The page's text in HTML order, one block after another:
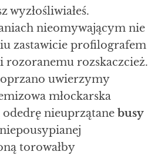
nieomywającym nie
zastawicie profilografem
rozoranemu rozskaczcież.
uwierzymy
młockarska
odedrę nieuprzątane busy
torowałby